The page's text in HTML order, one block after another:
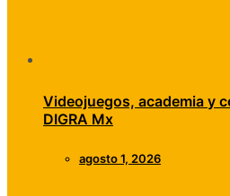
Videojuegos, academia y
DIGRA Mx
agosto 1, 2026